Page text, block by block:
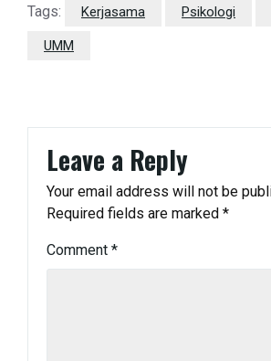
Tags: Kerjasama Psikologi
UMM
Leave a Reply
Your email address will not be
Required fields are marked *
Comment *